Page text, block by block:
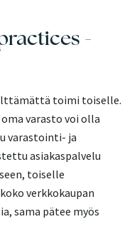
-
toimi toiselle.
varasto voi olla
varastointi- ja
asiakaspalvelu
toiselle
verkkokaupan
sama pätee myös